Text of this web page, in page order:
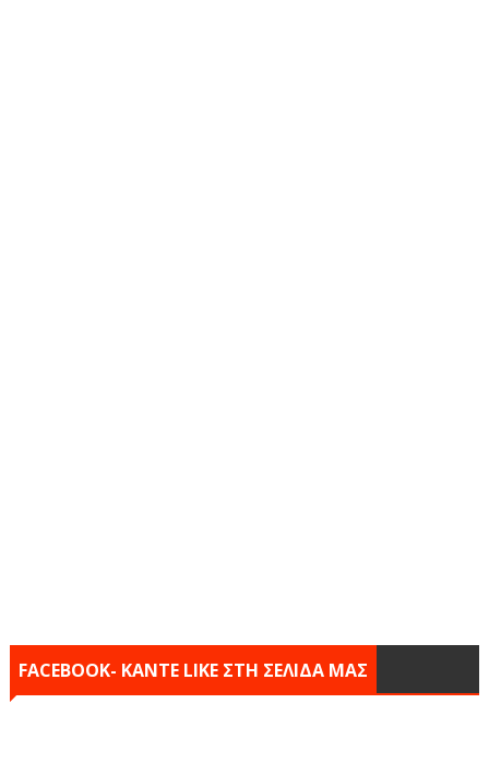
FACEBOOK- KANTE LIKE ΣΤΗ ΣΕΛΙΔΑ ΜΑΣ